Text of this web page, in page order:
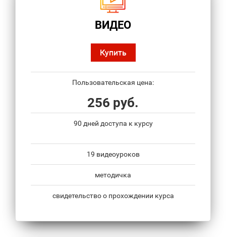
ВИДЕО
Купить
Пользовательская цена:
256 руб.
90 дней доступа к курсу
19 видеоуроков
методичка
свидетельство о прохождении курса